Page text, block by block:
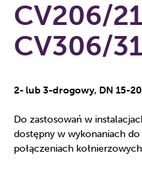
CV206/
CV306/
2- lub 3-drogowy, DN 15-
Do zastosowań w
dostępny w wykonaniach
połączeniach